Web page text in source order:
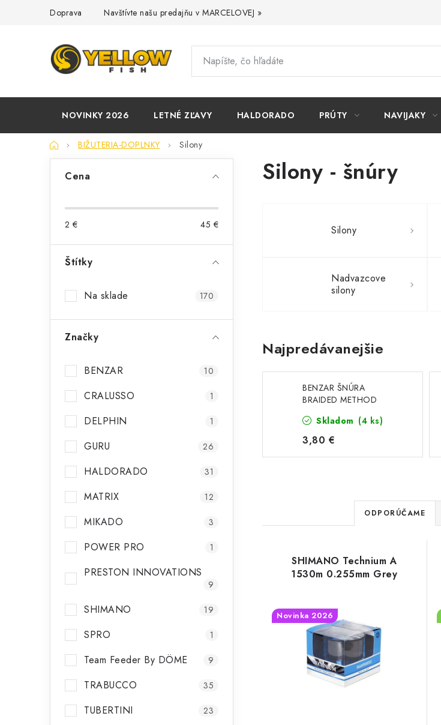
Doprava Navštívte našu predajňu v MARCELOVEJ »
NOVINKY 2026 LETNÉ ZĽAVY HALDORADO PRÚTY NAVIJAKY
DomovBIŽUTERIA-DOPLNKY Silony
n
n
Cena
2 € 45 €
Štítky
Na sklade 170
Značky
BENZAR 10
CRALUSSO 1
DELPHIN 1
GURU 26
HALDORADO 31
MATRIX 12
MIKADO 3
POWER PRO 1
PRESTON INNOVATIONS
9
SHIMANO 19
SPRO 1
Team Feeder By DÖME 9
TRABUCCO 35
TUBERTINI 23
Silony - šnúry
Silony
Nadvazcove
silony
Najpredávanejšie
BENZAR ŠNÚRA
BRAIDED METHOD
Skladom (4 ks)
3,80 €
R
a
d
e
i
e
p
ODPORÚČAME
SHIMANO Technium A
1530m 0.255mm Grey
Novinka 2026